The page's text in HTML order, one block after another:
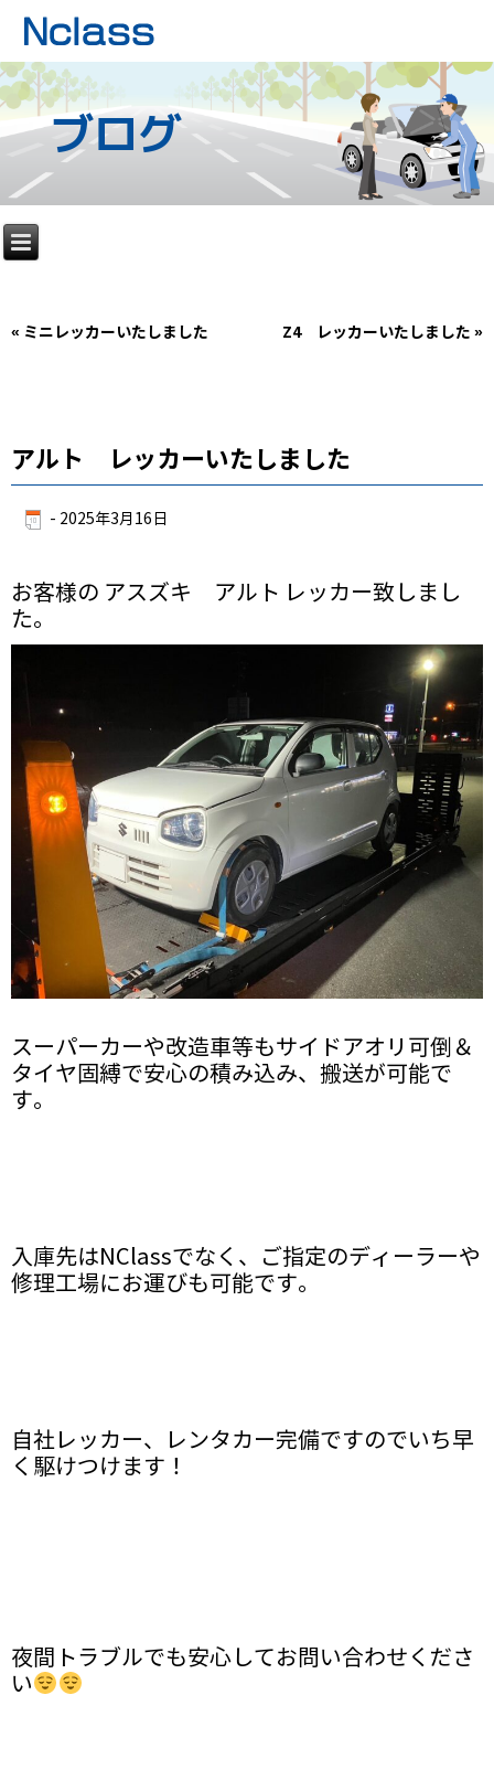
ブログ
« ミニレッカーいたしました Z4 レッカーいたしました »
アルト レッカーいたしました
- 2025年3月16日
お客様の アスズキ アルト レッカー致しまし
た。
スーパーカーや改造車等もサイドアオリ可倒＆
タイヤ固縛で安心の積み込み、搬送が可能で
す。
入庫先はNClassでなく、ご指定のディーラーや
修理工場にお運びも可能です。
自社レッカー、レンタカー完備ですのでいち早
く駆けつけます！
夜間トラブルでも安心してお問い合わせくださ
い